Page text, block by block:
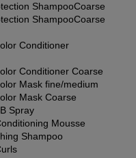
ShampooCoarse
ShampooCoarse
Conditioner
Conditioner Coarse
Mask fine/medium
Mask Coarse
Spray
Mousse
Shampoo